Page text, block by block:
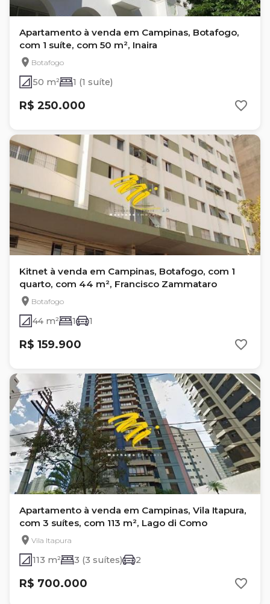
Apartamento à venda em Campinas, Botafogo,
com 1 suíte, com 50 m², Inaira
Botafogo
50 m² 1 (1 suíte)
R$ 250.000
Kitnet à venda em Campinas, Botafogo, com 1
quarto, com 44 m², Francisco Zammataro
Botafogo
44 m² 1 1
R$ 159.900
Apartamento à venda em Campinas, Vila Itapura,
com 3 suítes, com 113 m², Lago di Como
Vila Itapura
113 m² 3 (3 suítes) 2
R$ 700.000